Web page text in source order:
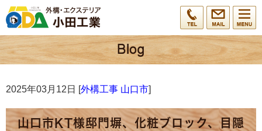
2025年03月12日 [外構工事 山口市]
山口市KT様邸門塀、化粧ブロック、目隠